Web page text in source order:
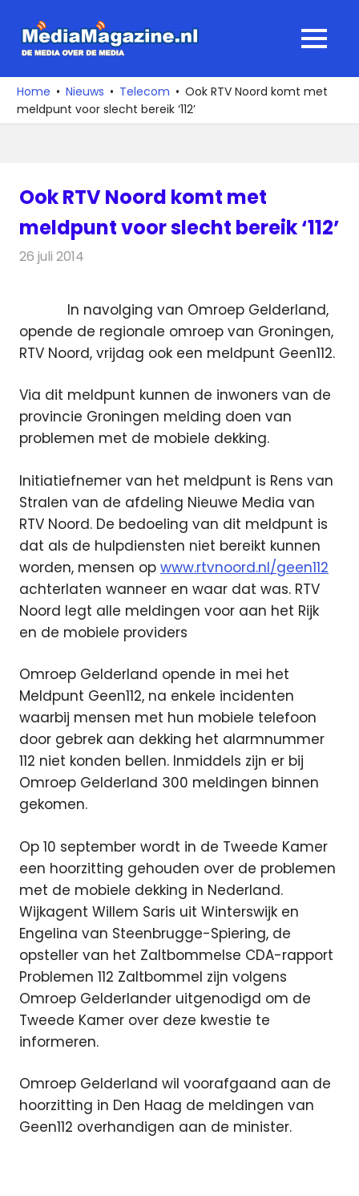
naar
media
over
de
MENU
Home Nieuws Telecom
Ook RTV Noord komt met
meldpunt voor slecht bereik ‘112’
Ook RTV Noord komt met
meldpunt voor slecht bereik ‘112’
26 juli 2014
In navolging van Omroep Gelderland,
opende de regionale omroep van Groningen,
RTV Noord, vrijdag ook een meldpunt Geen112.
Via dit meldpunt kunnen de inwoners van de
provincie Groningen melding doen van
problemen met de mobiele dekking.
Initiatiefnemer van het meldpunt is Rens van
Stralen van de afdeling Nieuwe Media van
RTV Noord. De bedoeling van dit meldpunt is
dat als de hulpdiensten niet bereikt kunnen
worden, mensen op www.rtvnoord.nl/geen112
achterlaten wanneer en waar dat was. RTV
Noord legt alle meldingen voor aan het Rijk
en de mobiele providers
Omroep Gelderland opende in mei het
Meldpunt Geen112, na enkele incidenten
waarbij mensen met hun mobiele telefoon
door gebrek aan dekking het alarmnummer
112 niet konden bellen. Inmiddels zijn er bij
Omroep Gelderland 300 meldingen binnen
gekomen.
Op 10 september wordt in de Tweede Kamer
een hoorzitting gehouden over de problemen
met de mobiele dekking in Nederland.
Wijkagent Willem Saris uit Winterswijk en
Engelina van Steenbrugge-Spiering, de
opsteller van het Zaltbommelse CDA-rapport
Problemen 112 Zaltbommel zijn volgens
Omroep Gelderlander uitgenodigd om de
Tweede Kamer over deze kwestie te
informeren.
Omroep Gelderland wil voorafgaand aan de
hoorzitting in Den Haag de meldingen van
Geen112 overhandigen aan de minister.